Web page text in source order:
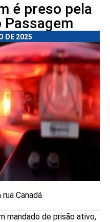
é preso pela
Passagem
DE 2025
Canadá
mandado de prisão ativo,